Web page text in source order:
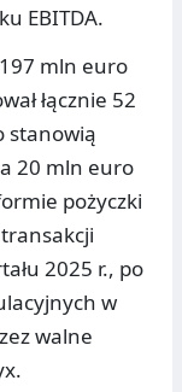
EBITDA.
mln euro
łącznie 52
stanowią
20 mln euro
pożyczki
2025 r., po
w
walne